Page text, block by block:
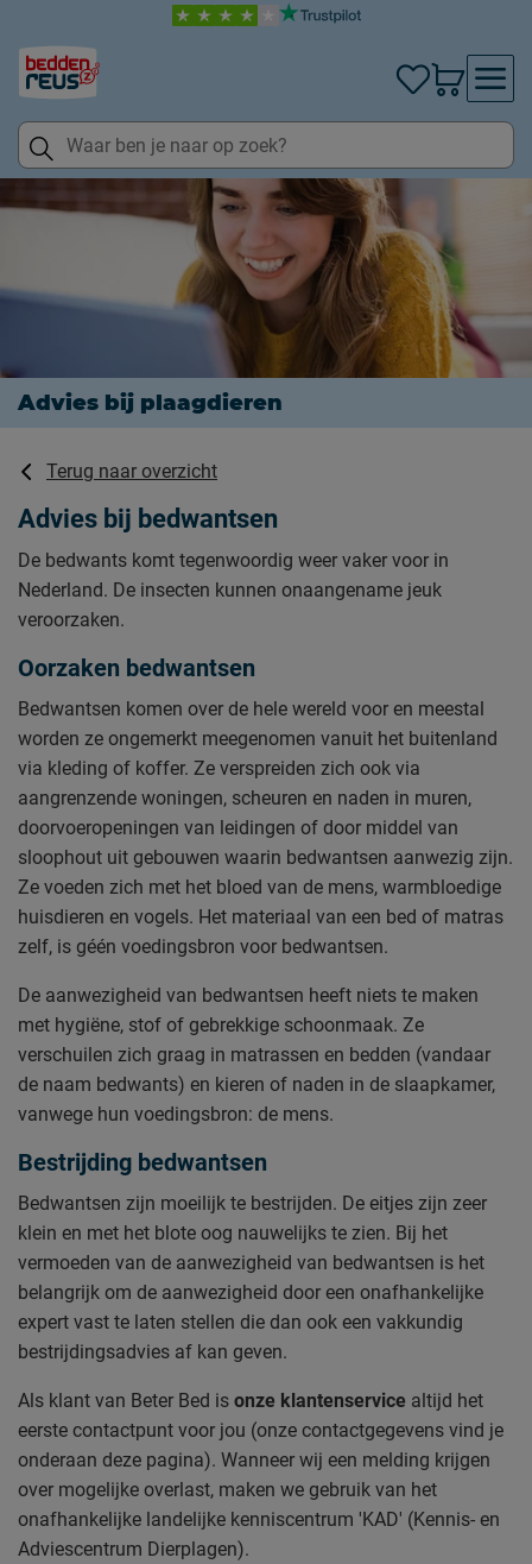
Advies bij plaagdieren
Terug naar overzicht
Advies bij bedwantsen
De bedwants komt tegenwoordig weer vaker voor in
Nederland. De insecten kunnen onaangename jeuk
veroorzaken.
Oorzaken bedwantsen
Bedwantsen komen over de hele wereld voor en meestal
worden ze ongemerkt meegenomen vanuit het buitenland
via kleding of koffer. Ze verspreiden zich ook via
aangrenzende woningen, scheuren en naden in muren,
doorvoeropeningen van leidingen of door middel van
sloophout uit gebouwen waarin bedwantsen aanwezig zijn.
Ze voeden zich met het bloed van de mens, warmbloedige
huisdieren en vogels. Het materiaal van een bed of matras
zelf, is géén voedingsbron voor bedwantsen.
De aanwezigheid van bedwantsen heeft niets te maken
met hygiëne, stof of gebrekkige schoonmaak. Ze
verschuilen zich graag in matrassen en bedden (vandaar
de naam bedwants) en kieren of naden in de slaapkamer,
vanwege hun voedingsbron: de mens.
Bestrijding bedwantsen
Bedwantsen zijn moeilijk te bestrijden. De eitjes zijn zeer
klein en met het blote oog nauwelijks te zien. Bij het
vermoeden van de aanwezigheid van bedwantsen is het
belangrijk om de aanwezigheid door een onafhankelijke
expert vast te laten stellen die dan ook een vakkundig
bestrijdingsadvies af kan geven.
Als klant van Beter Bed is onze klantenservice altijd het
eerste contactpunt voor jou (onze contactgegevens vind je
onderaan deze pagina). Wanneer wij een melding krijgen
over mogelijke overlast, maken we gebruik van het
onafhankelijke landelijke kenniscentrum 'KAD' (Kennis- en
Adviescentrum Dierplagen).